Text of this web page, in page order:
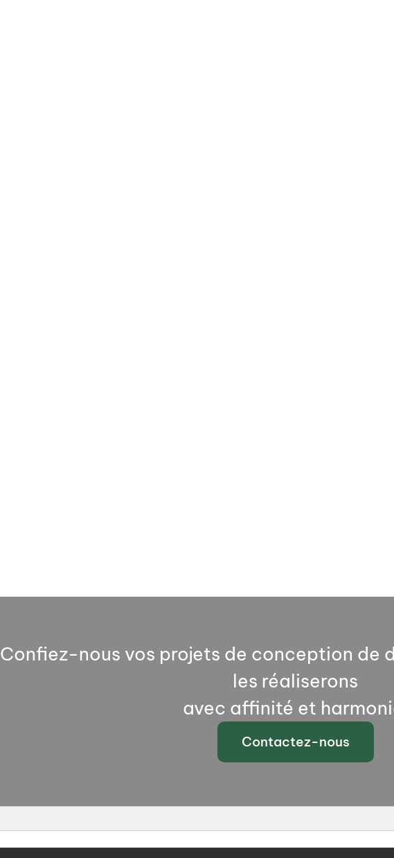
Confiez-nous vos projets de conception de
les réaliserons
avec affinité et
Contactez-nous